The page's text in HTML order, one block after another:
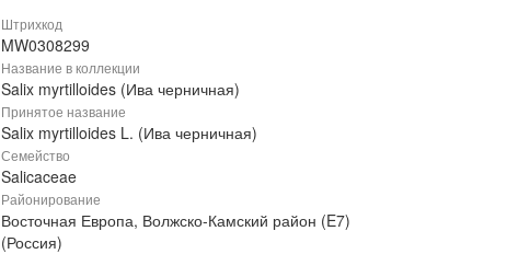
Штрихкод
MW0308299
Название в коллекции
Salix myrtilloides (Ива черничная)
Принятое название
Salix myrtilloides L. (Ива черничная)
Семейство
Salicaceae
Районирование
Восточная Европа, Волжско-Камский район (E7)
(Россия)